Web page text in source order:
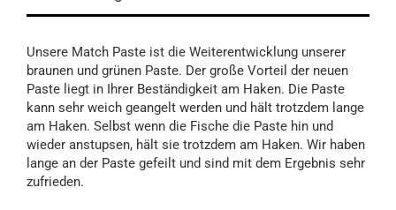
Unsere Match Paste ist die Weiterentwicklung unserer
braunen und grünen Paste. Der große Vorteil der neuen
Paste liegt in Ihrer Beständigkeit am Haken. Die Paste
kann sehr weich geangelt werden und hält trotzdem lange
am Haken. Selbst wenn die Fische die Paste hin und
wieder anstupsen, hält sie trotzdem am Haken. Wir haben
lange an der Paste gefeilt und sind mit dem Ergebnis sehr
zufrieden.